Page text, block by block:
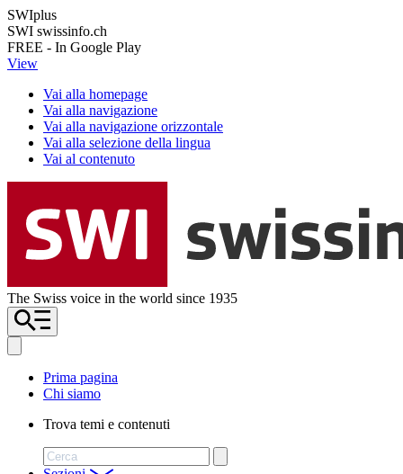
SWIplus
SWI swissinfo.ch
FREE - In Google Play
View
Vai alla homepage
Vai alla navigazione
Vai alla navigazione orizzontale
Vai alla selezione della lingua
Vai al contenuto
The Swiss voice in the world since 1935
Prima pagina
Chi siamo
Trova temi e contenuti
Cerca